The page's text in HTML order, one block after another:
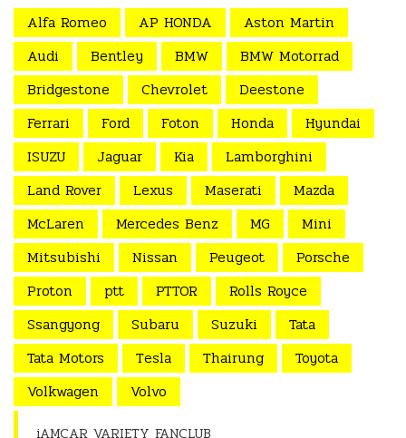
Alfa Romeo AP HONDA
Aston Martin
Audi
Bentley BMW
BMW Motorrad
Bridgestone
Chevrolet
Deestone
Ferrari
Ford Foton Honda
Hyundai
ISUZU
Jaguar Kia
Lamborghini
Land Rover
Lexus Maserati
Mazda
McLaren
Mercedes Benz MG
Mini
Mitsubishi
Nissan Peugeot
Porsche
Proton
ptt PTTOR
Rolls Royce
Ssangyong
Subaru Suzuki
Tata
Tata Motors
Tesla Thairung
Toyota
Volkwagen
Volvo
iAMCAR VARIETY FANCLUB